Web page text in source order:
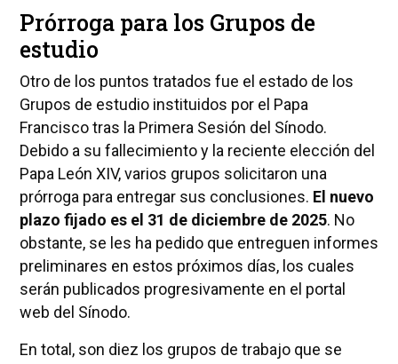
Prórroga para los Grupos de
estudio
Otro de los puntos tratados fue el estado de los
Grupos de estudio instituidos por el Papa
Francisco tras la Primera Sesión del Sínodo.
Debido a su fallecimiento y la reciente elección del
Papa León XIV, varios grupos solicitaron una
prórroga para entregar sus conclusiones. El nuevo
plazo fijado es el 31 de diciembre de 2025. No
obstante, se les ha pedido que entreguen informes
preliminares en estos próximos días, los cuales
serán publicados progresivamente en el portal
web del Sínodo.
En total, son diez los grupos de trabajo que se